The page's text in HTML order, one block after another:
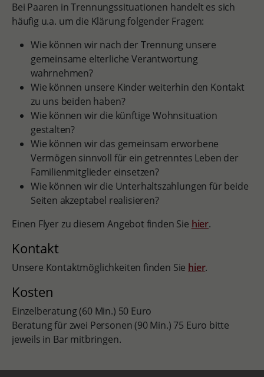
Bei Paaren in Trennungssituationen handelt es sich
häufig u.a. um die Klärung folgender Fragen:
Wie können wir nach der Trennung unsere
gemeinsame elterliche Verantwortung
wahrnehmen?
Wie können unsere Kinder weiterhin den Kontakt
zu uns beiden haben?
Wie können wir die künftige Wohnsituation
gestalten?
Wie können wir das gemeinsam erworbene
Vermögen sinnvoll für ein getrenntes Leben der
Familienmitglieder einsetzen?
Wie können wir die Unterhaltszahlungen für beide
Seiten akzeptabel realisieren?
Einen Flyer zu diesem Angebot finden Sie hier.
Kontakt
Unsere Kontaktmöglichkeiten finden Sie hier.
Kosten
Einzelberatung (60 Min.) 50 Euro
Beratung für zwei Personen (90 Min.) 75 Euro bitte
jeweils in Bar mitbringen.